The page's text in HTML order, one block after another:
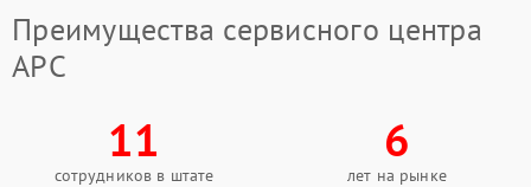
Преимущества сервисного центра
APC
11
сотрудников в штате
6
лет на рынке